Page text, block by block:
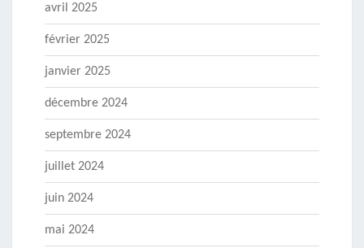
avril 2025
février 2025
janvier 2025
décembre 2024
septembre 2024
juillet 2024
juin 2024
mai 2024